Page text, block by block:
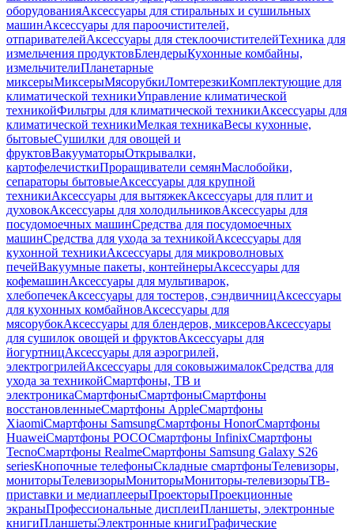
оборудованияАксессуары для стиральных и сушильных
машинАксессуары для пароочистителей,
отпаривателейАксессуары для стеклоочистителейТехника для
измельчения продуктовБлендерыКухонные комбайны,
измельчителиПланетарные
миксерыМиксерыМясорубкиЛомтерезкиКомплектующие для
климатической техникиУправление климатической
техникойФильтры для климатической техникиАксессуары для
климатической техникиМелкая техникаВесы кухонные,
бытовыеСушилки для овощей и
фруктовВакууматорыОткрывалки,
картофелечисткиПроращиватели семянМаслобойки,
сепараторы бытовыеАксессуары для крупной
техникиАксессуары для вытяжекАксессуары для плит и
духовокАксессуары для холодильниковАксессуары для
посудомоечных машинСредства для посудомоечных
машинСредства для ухода за техникойАксессуары для
кухонной техникиАксессуары для микроволновых
печейВакуумные пакеты, контейнерыАксессуары для
кофемашинАксессуары для мультиварок,
хлебопечекАксессуары для тостеров, сэндвичницАксессуары
для кухонных комбайновАксессуары для
мясорубокАксессуары для блендеров, миксеровАксессуары
для сушилок овощей и фруктовАксессуары для
йогуртницАксессуары для аэрогрилей,
электрогрилейАксессуары для соковыжималокСредства для
ухода за техникойСмартфоны, ТВ и
электроникаСмартфоныСмартфоныСмартфоны
восстановленныеСмартфоны AppleСмартфоны
XiaomiСмартфоны SamsungСмартфоны HonorСмартфоны
HuaweiСмартфоны POCOСмартфоны InfinixСмартфоны
TecnoСмартфоны RealmeСмартфоны Samsung Galaxy S26
seriesКнопочные телефоныСкладные смартфоныТелевизоры,
мониторыТелевизорыМониторыМониторы-телевизорыТВ-
приставки и медиаплеерыПроекторыПроекционные
экраныПрофессиональные дисплеиПланшеты, электронные
книгиПланшетыЭлектронные книгиГрафические